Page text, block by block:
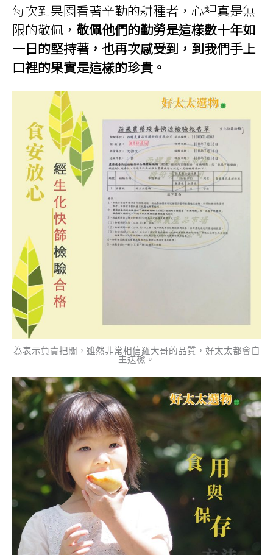
每次到果園看著辛勤的耕種者，心裡真是無
限的敬佩， 敬佩他們的勤勞是這樣數十年如
一日的堅持著，也再次感受到，到我們手上
口裡的果實是這樣的珍貴。
為表示負責把關，雖然非常相信羅大哥的品質，好太太都會自
主送檢。